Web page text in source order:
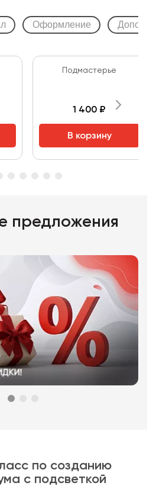
Оформление
Подмастерье
1 400 ₽
В корзину
предложения
по созданию
с подсветкой